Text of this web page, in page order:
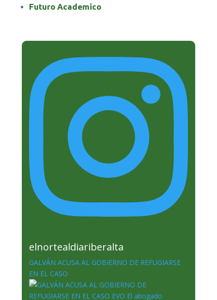
Futuro Academico
elnortealdiariberalta
GALVÁN ACUSA AL GOBIERNO DE REFUGIARSE
EN EL CASO